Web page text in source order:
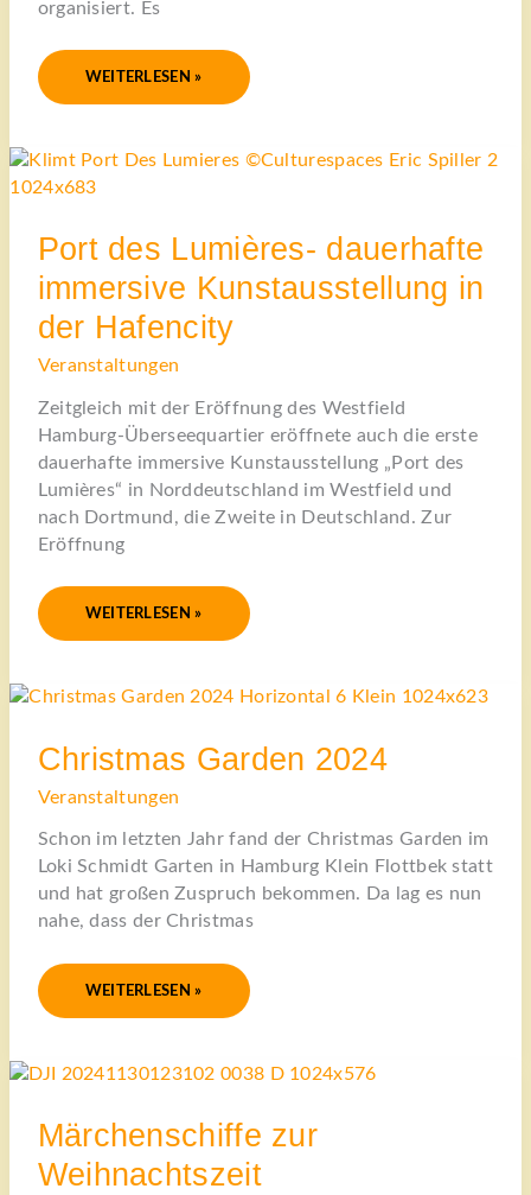
organisiert. Es
WEITERLESEN »
Port des Lumières- dauerhafte
immersive Kunstausstellung in
der Hafencity
Veranstaltungen
Zeitgleich mit der Eröffnung des Westfield
Hamburg-Überseequartier eröffnete auch die erste
dauerhafte immersive Kunstausstellung „Port des
Lumières“ in Norddeutschland im Westfield und
nach Dortmund, die Zweite in Deutschland. Zur
Eröffnung
PORT
DES
LUMIÈRES-
DAUERHAFTE
IN
DER
WEITERLESEN »
Christmas Garden 2024
Veranstaltungen
Schon im letzten Jahr fand der Christmas Garden im
Loki Schmidt Garten in Hamburg Klein Flottbek statt
und hat großen Zuspruch bekommen. Da lag es nun
nahe, dass der Christmas
CHRISTMAS
GARDEN
WEITERLESEN »
Märchenschiffe zur
Weihnachtszeit
MÄRCHENSCHIFFE
ZUR